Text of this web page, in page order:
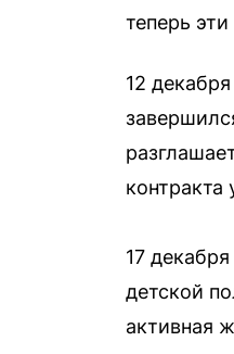
теперь
12
контракта
17
детской
активная